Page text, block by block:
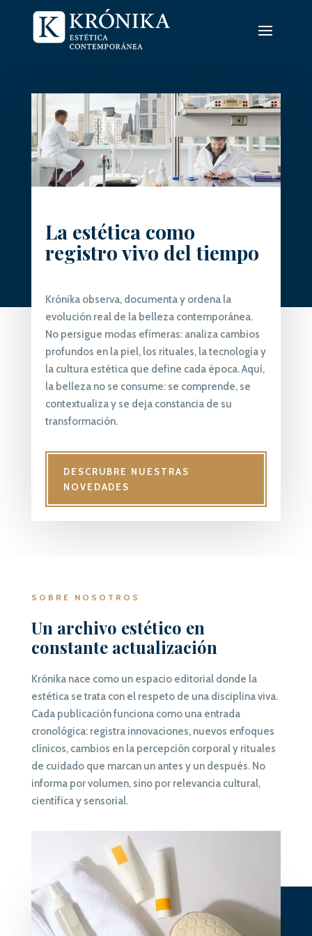
La estética como
registro vivo del tiempo
Krónika observa, documenta y ordena la
evolución real de la belleza contemporánea.
No persigue modas efímeras: analiza cambios
profundos en la piel, los rituales, la tecnología y
la cultura estética que define cada época. Aquí,
la belleza no se consume: se comprende, se
contextualiza y se deja constancia de su
transformación.
DESCRUBRE NUESTRAS
NOVEDADES
SOBRE NOSOTROS
Un archivo estético en
constante actualización
Krónika nace como un espacio editorial donde la
estética se trata con el respeto de una disciplina viva.
Cada publicación funciona como una entrada
cronológica: registra innovaciones, nuevos enfoques
clínicos, cambios en la percepción corporal y rituales
de cuidado que marcan un antes y un después. No
informa por volumen, sino por relevancia cultural,
científica y sensorial.